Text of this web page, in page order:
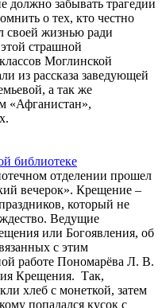
должно забывать трагедии
о тех, кто честно
своей жизнью ради
страшной
Моглинской
из рассказа заведующей
а так же
«Афганистан»,
библиотеке
отделении прошел
вечерок». Крещение –
который не
Ведущие
или Богоявления, об
с этим
работе Пономарёва Л. В.
Крещения. Так,
хлеб с монеткой, затем
попадался кусок с